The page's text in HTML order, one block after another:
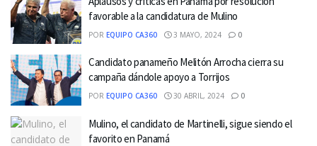
favorable a la candidatura de Mulino
POR EQUIPO CA360 3 MAYO, 2024 0
Candidato panameño Melitón Arrocha cierra su
campaña dándole apoyo a Torrijos
POR EQUIPO CA360 30 ABRIL, 2024 0
Mulino, el candidato de Martinelli, sigue siendo el
favorito en Panamá